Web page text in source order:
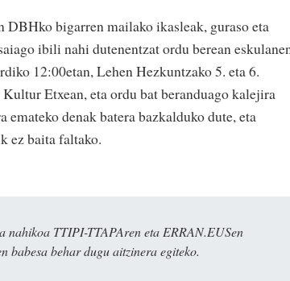
bigarren mailako ikasleak, guraso eta
ibili nahi dutenentzat ordu berean
12:00etan, Lehen Hezkuntzako 5. eta 6.
Etxean, eta ordu bat beranduago kalejira
denak batera bazkalduko dute, eta
ez baita faltako.
nahikoa TTIPI-TTAPAren eta ERRAN.EUSen
babesa behar dugu aitzinera egiteko.